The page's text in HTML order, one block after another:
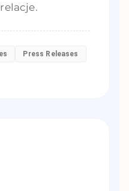
Press Releases